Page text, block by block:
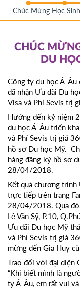
Chúc Mừng Học
CHÚC
DU
Công ty du học Á-Âu
đã nhận Ưu đãi Du
Visa và Phí Sevis trị
Hướng đến kỷ niệm
du học Á-Âu triển
và Phí Sevis trị giá
hồ sơ Du học Mỹ.
hàng đăng ký hồ sơ
28/04/2018.
Kết quả chương
trực tiếp trên trang
28/04/2018. Qua
Lê Văn Sỹ, P.10,
Ưu đãi Du học Mỹ
và Phí Sevis trị giá
mừng đến Gia Huy
Trao đổi với đại diện
“Khi biết mình là
ty Á-Âu, em rất vui